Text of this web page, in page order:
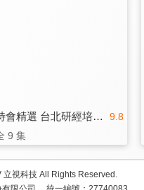
9.8
特會精選 台北研經培靈會-邁向成熟
9 集
立視科技 All Rights Reserved.